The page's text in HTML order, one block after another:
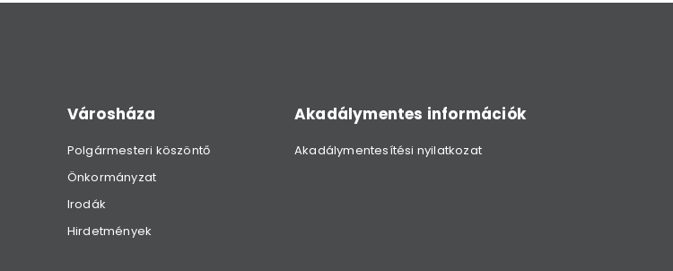
Városháza
Polgármesteri köszöntő
Önkormányzat
Irodák
Hirdetmények
Akadálymentes információk
Akadálymentesítési nyilatkozat